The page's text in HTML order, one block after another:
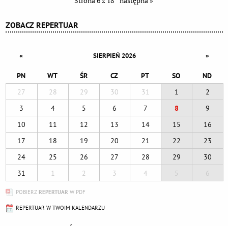
ZOBACZ REPERTUAR
« SIERPIEŃ 2026 »
PN WT ŚR CZ PT SO
ND
27
28 29 30 31 1
2
3
4 5 6 7 8
9
10
11 12 13 14 15
16
17
18 19 20 21 22
23
24
25 26 27 28 29
30
31
1 2 3 4 5 6
POBIERZ REPERTUAR W PDF
REPERTUAR W TWOIM KALENDARZU